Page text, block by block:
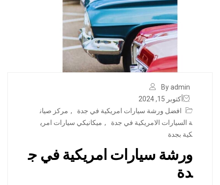
By admin
أكتوبر 15, 2024
افضل ورشة سيارات امريكية في جدة
, مركز صيان
ة السيارات الامريكية في جدة
, ميكانيكي سيارات امري
كية بجدة
ورشة سيارات امريكية في ج
دة